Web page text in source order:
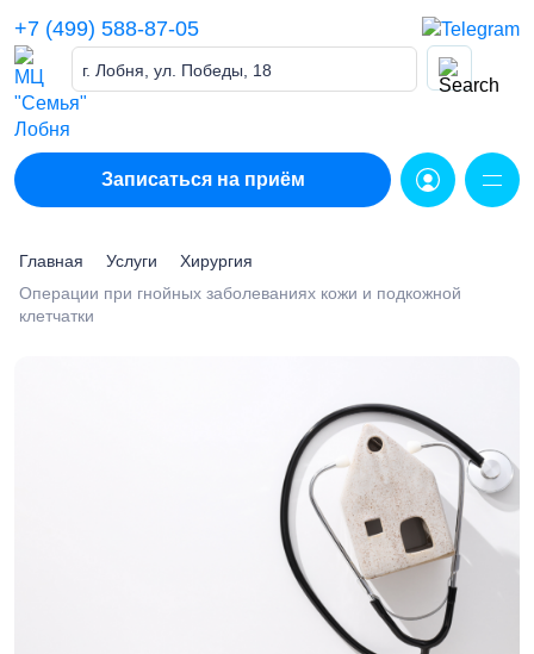
content
+7 (499) 588-87-05
г. Лобня, ул. Победы, 18
Записаться на приём
Главная Услуги
Хирургия
Операции при гнойных заболеваниях кожи и подкожной
клетчатки